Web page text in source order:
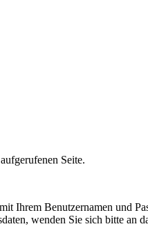
Seite.
Ihrem Benutzernamen und
wenden Sie sich bitte an